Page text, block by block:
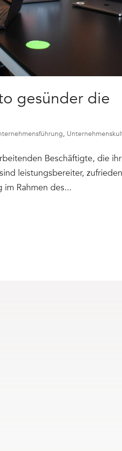
gesünder die
,
Beschäftigte, die
leistungsbereiter,
im Rahmen des...